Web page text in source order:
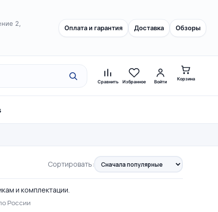
2,
Оплата и гарантия Доставка Обзоры
Сравнить Избранное Войти
Корзина
Сортировать:
и комплектации.
России